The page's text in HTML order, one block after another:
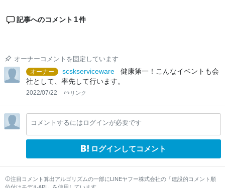
記事へのコメント 1件
オーナーコメントを固定しています
オーナー
scskserviceware
健康第一！こんなイベントも会
社として、率先して行います。
2022/07/22 リンク
コメントするにはログインが必要です
ログインしてコメント
注目コメント算出アルゴリズムの一部にLINEヤフー株式会社の「建設的コメント順